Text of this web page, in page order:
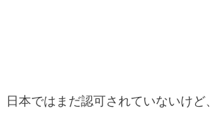
日本ではまだ認可されていないけど、